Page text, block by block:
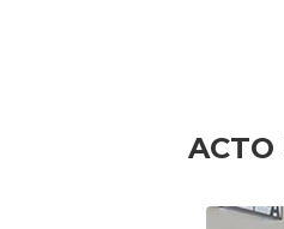
ACTO